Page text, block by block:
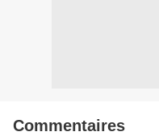
Commentaires